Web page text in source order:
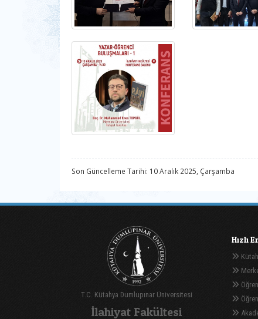
Son Güncelleme Tarihi: 10 Aralık 2025, Çarşamba
T.C. Kütahya Dumlupınar Üniversitesi
İlahiyat Fakültesi
Hızlı